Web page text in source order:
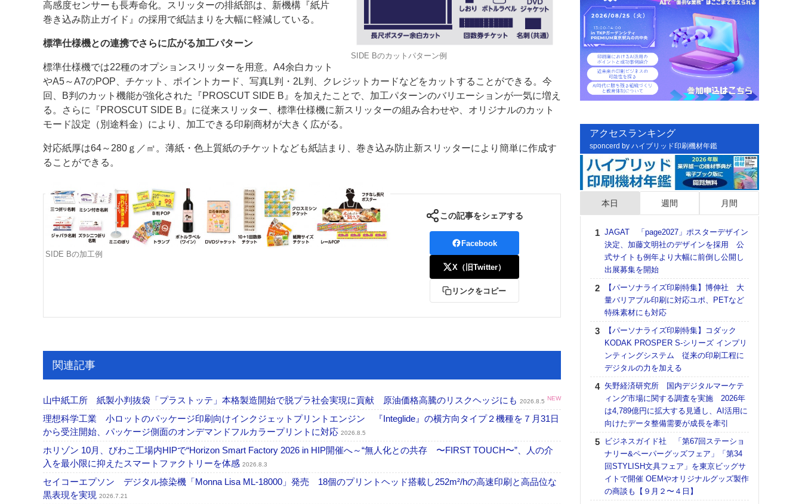
SIDE Bのカットパターン例
高感度センサーも長寿命化。スリッターの排紙部は、新機構『紙片
巻き込み防止ガイド』の採用で紙詰まりを大幅に軽減している。
標準仕様機との連携でさらに広がる加工パターン
標準仕様機では22種のオプションスリッターを用意。A4余白カット
やA5～A7のPOP、チケット、ポイントカード、写真L判・2L判、クレジットカードなどをカットすることができる。今
回、B判のカット機能が強化された『PROSCUT SIDE B』を加えたことで、加工パターンのバリエーションが一気に増え
る。さらに『PROSCUT SIDE B』に従来スリッター、標準仕様機に新スリッターの組み合わせや、オリジナルのカット
モード設定（別途料金）により、加工できる印刷商材が大きく広がる。
対応紙厚は64～280ｇ／㎡。薄紙・色上質紙のチケットなども紙詰まり、巻き込み防止新スリッターにより簡単に作成す
ることができる。
SIDE Bの加工例
この記事をシェアする
Facebook
X（旧Twitter）
リンクをコピー
関連記事
山中紙工所 紙製小判抜袋「プラストッテ」本格製造開始で脱プラ社会実現に貢献 原油価格高騰のリスクヘッジにも 2026.8.5 NEW
理想科学工業 小ロットのパッケージ印刷向けインクジェットプリントエンジン 『Integlide』の横方向タイプ２機種を７月31日
から受注開始、パッケージ側面のオンデマンドフルカラープリントに対応 2026.8.5
ホリゾン 10月、びわこ工場内HIPで“Horizon Smart Factory 2026 in HIP開催へ～“無人化との共存 〜FIRST TOUCH〜”、人の介
入を最小限に抑えたスマートファクトリーを体感 2026.8.3
セイコーエプソン デジタル捺染機「Monna Lisa ML-18000」発売 18個のプリントヘッド搭載し252m²/hの高速印刷と高品位な
黒表現を実現 2026.7.21
アクセスランキング
sponcerd by ハイブリッド印刷機材年鑑
本日 週間 月間
JAGAT 「page2027」ポスターデザイン
決定、加藤文明社のデザインを採用 公
式サイトも例年より大幅に前倒し公開し
出展募集を開始
【パーソナライズ印刷特集】博伸社 大
量バリアブル印刷に対応ユポ、PETなど
特殊素材にも対応
【パーソナライズ印刷特集】コダック
KODAK PROSPER S-シリーズ インプリ
ンティングシステム 従来の印刷工程に
デジタルの力を加える
矢野経済研究所 国内デジタルマーケテ
ィング市場に関する調査を実施 2026年
は4,789億円に拡大する見通し、AI活用に
向けたデータ整備需要が成長を牽引
ビジネスガイド社 「第67回ステーショ
ナリー&ペーパーグッズフェア」「第34
回STYLISH文具フェア」を東京ビッグサ
イトで開催 OEMやオリジナルグッズ製作
の商談も【９月２〜４日】